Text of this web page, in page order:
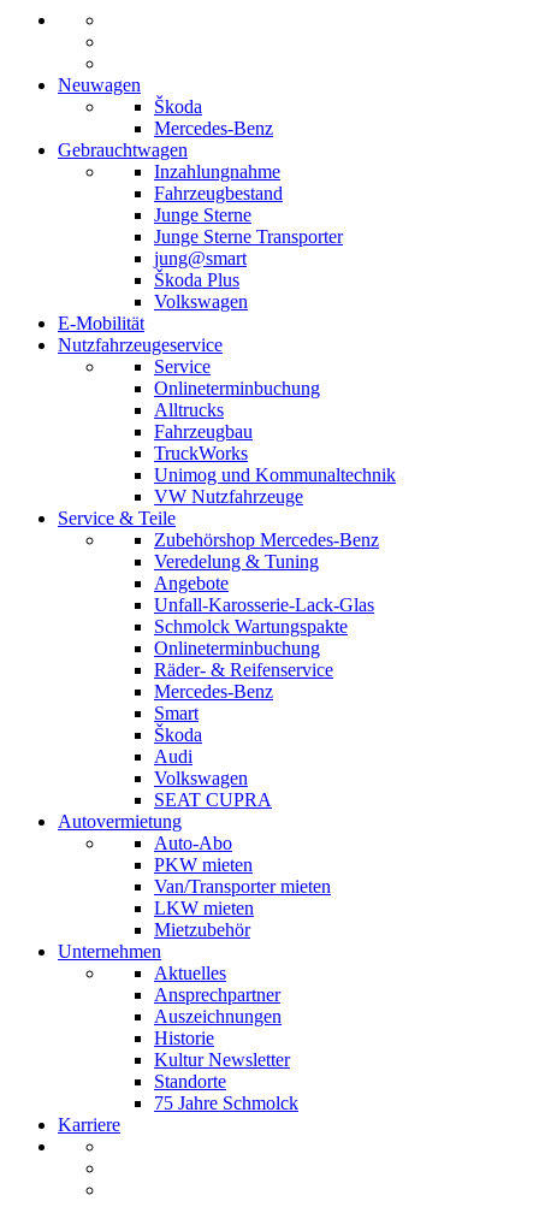
Neuwagen
Škoda
Mercedes-Benz
Gebrauchtwagen
Inzahlungnahme
Fahrzeugbestand
Junge Sterne
Junge Sterne Transporter
jung@smart
Škoda Plus
Volkswagen
E-Mobilität
Nutzfahrzeugeservice
Service
Onlineterminbuchung
Alltrucks
Fahrzeugbau
TruckWorks
Unimog und Kommunaltechnik
VW Nutzfahrzeuge
Service & Teile
Zubehörshop Mercedes-Benz
Veredelung & Tuning
Angebote
Unfall-Karosserie-Lack-Glas
Schmolck Wartungspakte
Onlineterminbuchung
Räder- & Reifenservice
Mercedes-Benz
Smart
Škoda
Audi
Volkswagen
SEAT CUPRA
Autovermietung
Auto-Abo
PKW mieten
Van/Transporter mieten
LKW mieten
Mietzubehör
Unternehmen
Aktuelles
Ansprechpartner
Auszeichnungen
Historie
Kultur Newsletter
Standorte
75 Jahre Schmolck
Karriere